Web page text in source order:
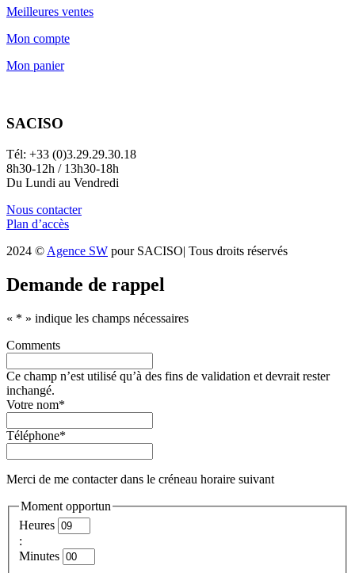
Meilleures ventes
Mon compte
Mon panier
SACISO
Tél: +33 (0)3.29.29.30.18
8h30-12h / 13h30-18h
Du Lundi au Vendredi
Nous contacter
Plan d’accès
2024 © Agence SW pour SACISO| Tous droits réservés
Demande de rappel
« * » indique les champs nécessaires
Comments
Ce champ n’est utilisé qu’à des fins de validation et devrait rester
inchangé.
Votre nom*
Téléphone*
Merci de me contacter dans le créneau horaire suivant
Moment opportun
Heures
:
Minutes